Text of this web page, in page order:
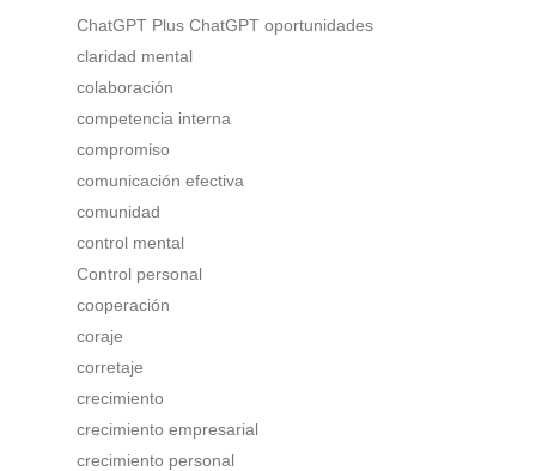
ChatGPT Plus ChatGPT oportunidades
claridad mental
colaboración
competencia interna
compromiso
comunicación efectiva
comunidad
control mental
Control personal
cooperación
coraje
corretaje
crecimiento
crecimiento empresarial
crecimiento personal